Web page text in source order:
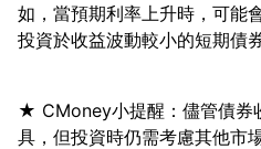
如，當預期利率上升時，可能
★ CMoney小提醒：儘管債券
具，但投資時仍需考慮其他市